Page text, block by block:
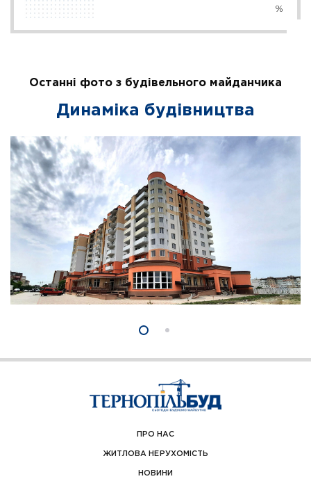
%
Останні фото з будівельного майданчика
Динаміка будівництва
ПРО НАС
ЖИТЛОВА НЕРУХОМІСТЬ
НОВИНИ